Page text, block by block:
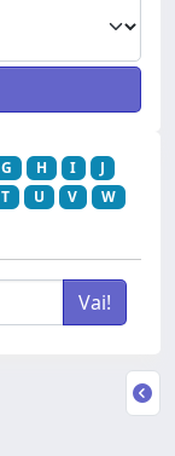
G H I
J
T U V
W